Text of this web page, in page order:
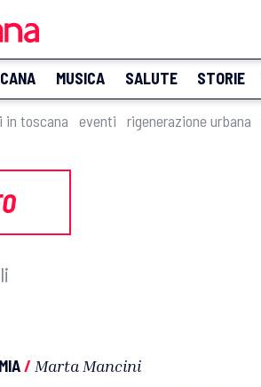
MUSICA SALUTE STORIE
in toscana eventi rigenerazione urbana
/ Marta Mancini